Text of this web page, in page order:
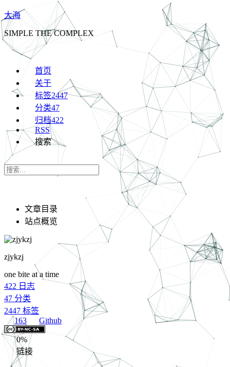
大海
SIMPLE THE COMPLEX
首页
关于
标签2447
分类47
归档422
RSS
搜索
文章目录
站点概览
zjykzj
one bite at a time
422 日志
47 分类
2447 标签
163
Github
0%
链接